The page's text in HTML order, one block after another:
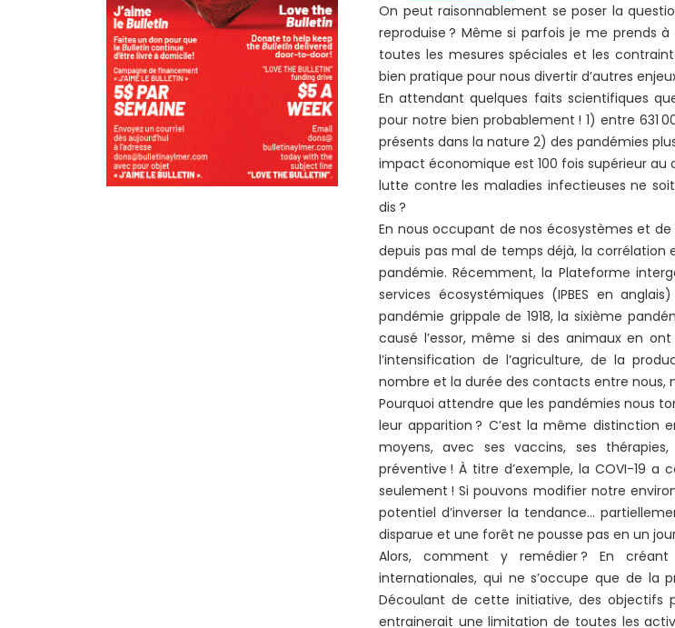
On peut raisonnablement se poser la
reproduise ? Même si parfois je me prends
toutes les mesures spéciales et les
bien pratique pour nous divertir d’autres
En attendant quelques faits scientifiques
pour notre bien probablement ! 1) entre 631
présents dans la nature 2) des pandémies
impact économique est 100 fois supérieur
lutte contre les maladies infectieuses ne
dis ?
En nous occupant de nos écosystèmes et
depuis pas mal de temps déjà, la corrélation
pandémie. Récemment, la Plateforme
services écosystémiques (IPBES en
pandémie grippale de 1918, la sixième
causé l’essor, même si des animaux en
l’intensification de l’agriculture, de la
nombre et la durée des contacts entre nous,
Pourquoi attendre que les pandémies nous
leur apparition ? C’est la même
moyens, avec ses vaccins, ses
préventive ! À titre d’exemple, la COVI-19 a
seulement ! Si pouvons modifier notre
potentiel d’inverser la tendance…
disparue et une forêt ne pousse pas en un
Alors, comment y remédier ? En
internationales, qui ne s’occupe que de la
Découlant de cette initiative, des objectifs
entrainerait une limitation de toutes les